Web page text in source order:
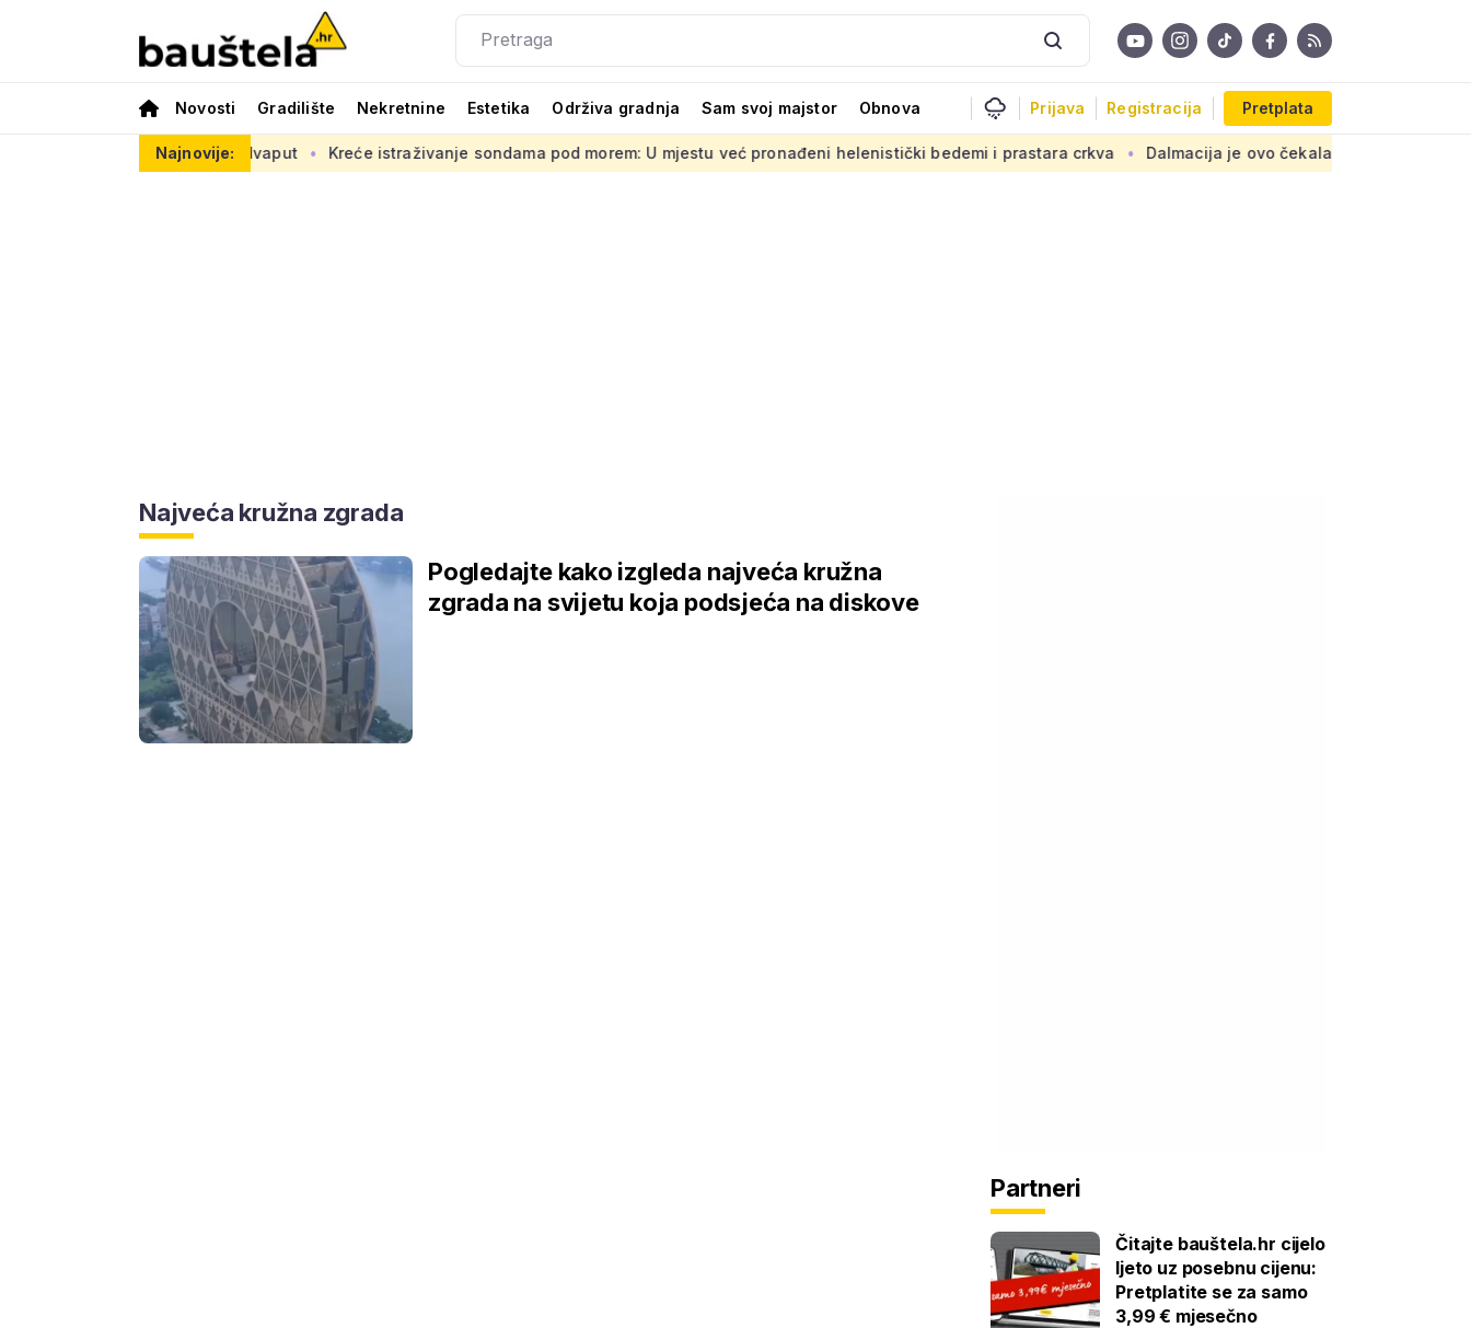
Novosti Gradilište Nekretnine Estetika Održiva gradnja Sam svoj majstor Obnova Prijava Registracija Pretplata
Najnovije:
je mijenjan dvaput Kreće istraživanje sondama pod morem: U mjestu već pronađeni helenistički bedemi i prastara crkva Dalmacija je ovo čekala 40 godina! Na zapuštenom
Najveća kružna zgrada
Pogledajte kako izgleda najveća kružna
zgrada na svijetu koja podsjeća na diskove
Partneri
Čitajte bauštela.hr cijelo
ljeto uz posebnu cijenu:
Pretplatite se za samo
3,99 € mjesečno